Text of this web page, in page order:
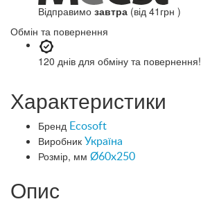
Відправимо завтра (від 41грн )
Обмін та повернення
120 днів для обміну та повернення!
Характеристики
Бренд Ecosoft
Виробник Україна
Розмір, мм Ø60x250
Опис